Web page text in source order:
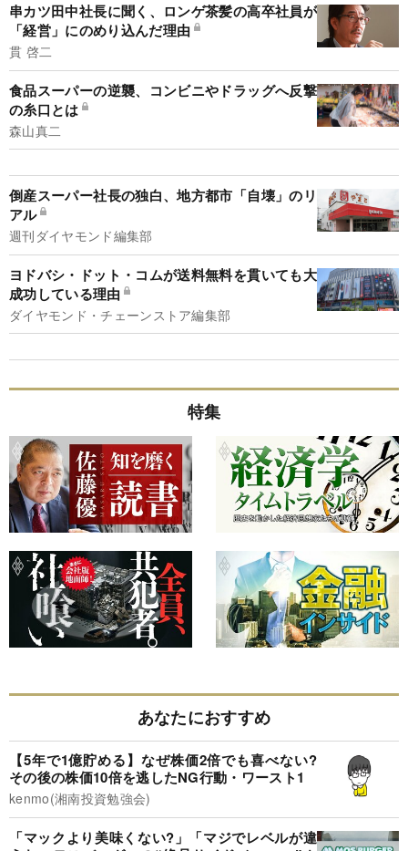
串カツ田中社長に聞く、ロンゲ茶髪の高卒社員が
「経営」にのめり込んだ理由
貫 啓二
食品スーパーの逆襲、コンビニやドラッグへ反撃
の糸口とは
森山真二
倒産スーパー社長の独白、地方都市「自壊」のリ
アル
週刊ダイヤモンド編集部
ヨドバシ・ドット・コムが送料無料を貫いても大
成功している理由
ダイヤモンド・チェーンストア編集部
特集
あなたにおすすめ
【5年で1億貯める】なぜ株価2倍でも喜べない?
その後の株価10倍を逃したNG行動・ワースト1
kenmo(湘南投資勉強会)
「マックより美味くない?」「マジでレベルが違